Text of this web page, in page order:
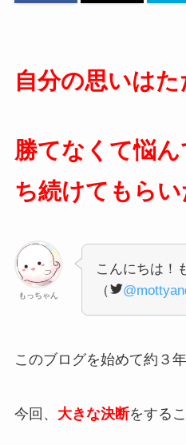
自分の思いはた
勝てなくて悩
ち続けてもら
もっちゃん
こんにちは！
（
このブログを始めて約３年
今回、 大きな決断をする